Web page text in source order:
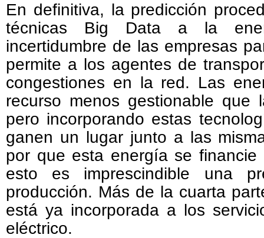
En definitiva, la predicción
técnicas Big Data a la
incertidumbre de las empresas
permite a los agentes de
congestiones en la red. Las
recurso menos gestionable que
pero incorporando estas
ganen un lugar junto a las
por que esta energía se
esto es imprescindible una
producción. Más de la cuarta
está ya incorporada a los
eléctrico.